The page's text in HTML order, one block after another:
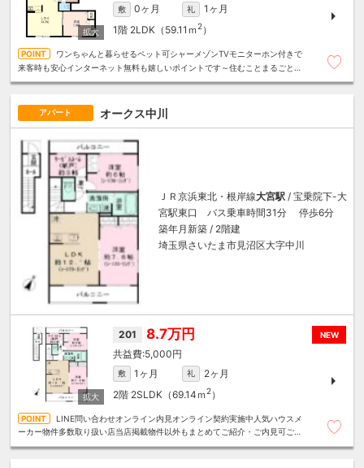
敷 0ヶ月 礼
1ヶ月
1階 2LDK（59.11ｍ 2）
ワンちゃんと暮らせるペット可シャーメゾンTVモニターホン付きで
来客時も安心インターネット無料も嬉しいポイントです～住むことまるごと～
アパート オークス中川
ＪＲ京浜東北・根岸線大宮駅 / 宝乗院下-大
宮駅東口 バス乗車時間31分 停歩6分
築年月新築 / 2階建
埼玉県さいたま市見沼区大字中川
NEW
201 8.7万円
5,000円
敷 1ヶ月 礼
2ヶ月
2階 2SLDK（69.14ｍ 2）
LINE問い合わせオンライン内見オンライン契約実施中人気ハウスメ
ーカー物件多数取り扱い店当店掲載物件以外もまとめてご紹介・ご内見可ご予